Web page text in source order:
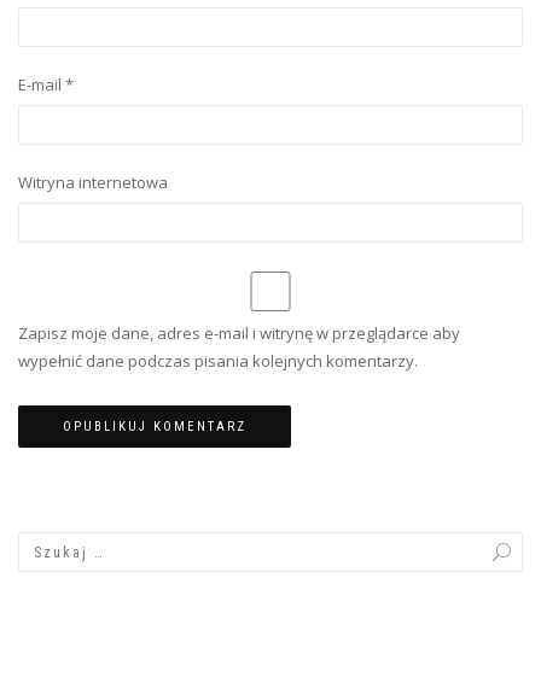
E-mail *
Witryna internetowa
Zapisz moje dane, adres e-mail i witrynę w przeglądarce aby
wypełnić dane podczas pisania kolejnych komentarzy.